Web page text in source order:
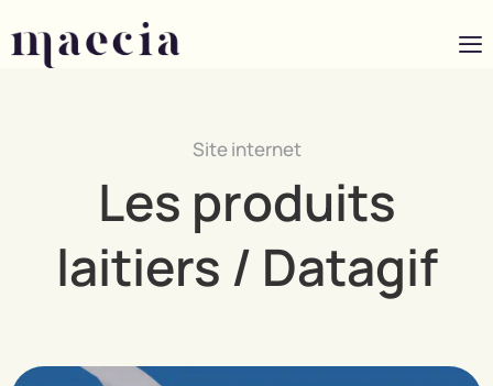
Site internet
Les produits
laitiers / Datagif